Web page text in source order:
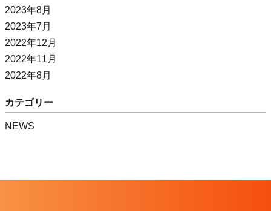
2023年8月
2023年7月
2022年12月
2022年11月
2022年8月
カテゴリー
NEWS